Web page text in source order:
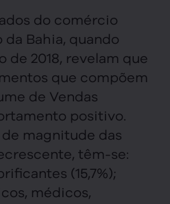
do comércio
Bahia, quando
de 2018, revelam que
que compõem
de Vendas
positivo.
magnitude das
têm-se:
(15,7%);
médicos,